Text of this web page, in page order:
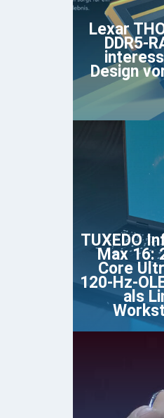
Lexar
DDR5-
Design
TUXEDO
Max 16:
Core
120-Hz-
als